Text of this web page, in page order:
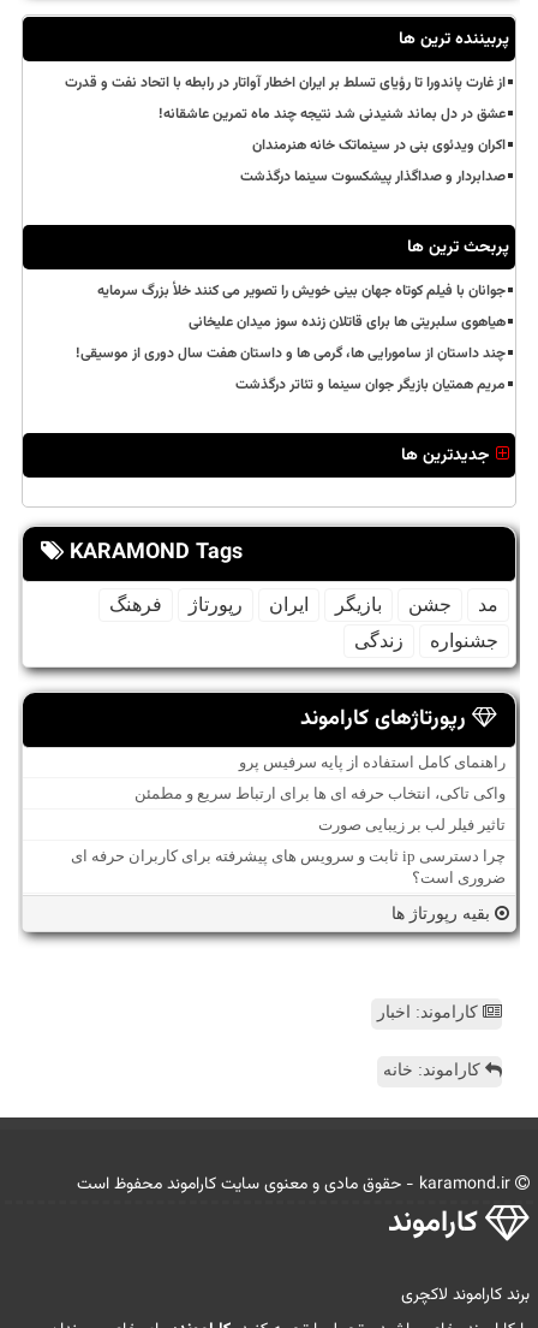
پربیننده ترین ها
از غارت پاندورا تا رؤیای تسلط بر ایران اخطار آواتار در رابطه با اتحاد نفت و قدرت
عشق در دل بماند شنیدنی شد نتیجه چند ماه تمرین عاشقانه!
اکران ویدئوی بنی در سینماتک خانه هنرمندان
صدابردار و صداگذار پیشکسوت سینما درگذشت
پربحث ترین ها
جوانان با فیلم کوتاه جهان بینی خویش را تصویر می کنند خلأ بزرگ سرمایه
هیاهوی سلبریتی ها برای قاتلان زنده سوز میدان علیخانی
چند داستان از سامورایی ها، گرمی ها و داستان هفت سال دوری از موسیقی!
مریم همتیان بازیگر جوان سینما و تئاتر درگذشت
جدیدترین ها
KARAMOND Tags
مد جشن بازیگر ایران رپورتاژ
فرهنگ
جشنواره
زندگی
رپورتاژهای کاراموند
راهنمای کامل استفاده از پایه سرفیس پرو
واکی تاکی، انتخاب حرفه ای ها برای ارتباط سریع و مطمئن
تاثیر فیلر لب بر زیبایی صورت
چرا دسترسی ip ثابت و سرویس های پیشرفته برای کاربران حرفه ای
ضروری است؟
بقیه رپورتاژ ها
کاراموند: اخبار
کاراموند: خانه
كاراموند
برند کاراموند لاکچری